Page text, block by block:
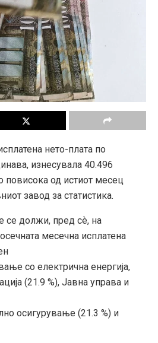
нето-плата по
изнесувала 40.496
повисока од истиот месец
завод за статистика.
се должи, пред сѐ, на
месечна исплатена
со електрична енергија,
(21.9 %), Јавна управа и
осигурување (21.3 %) и